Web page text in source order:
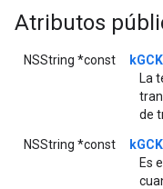
Atributos
NSString *const
La
de
NSString *const
Es